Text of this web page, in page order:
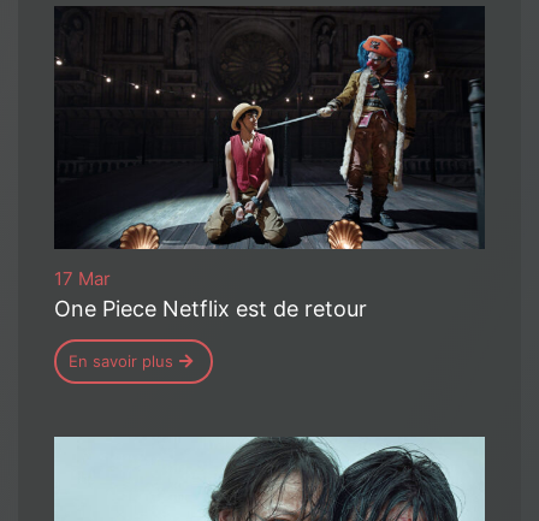
17 Mar
One Piece Netflix est de retour
En savoir plus